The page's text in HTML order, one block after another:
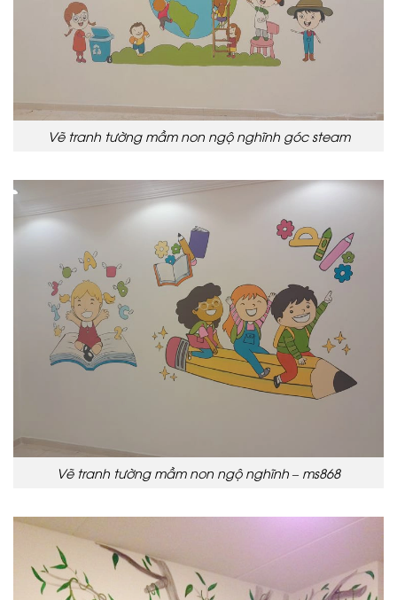
Vẽ tranh tường mầm non ngộ nghĩnh góc steam
Vẽ tranh tường mầm non ngộ nghĩnh – ms868